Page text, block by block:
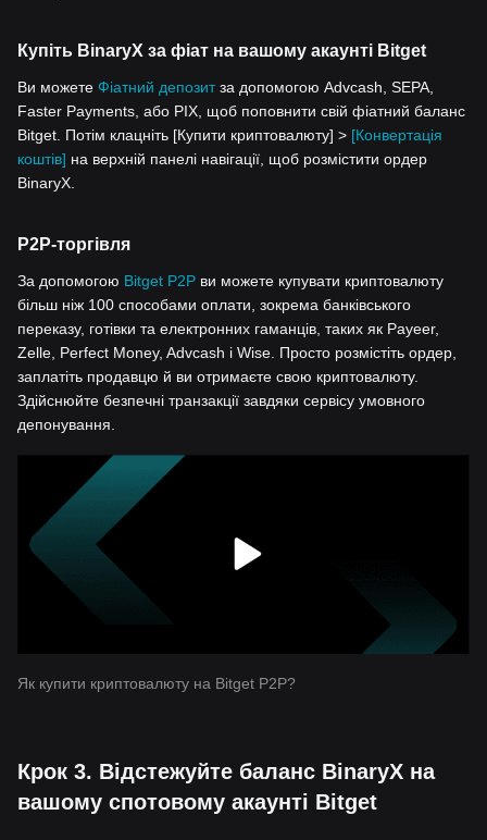
Купіть BinaryX за фіат на вашому акаунті Bitget
Ви можете Фіатний депозитза допомогою Advcash, SEPA,
Faster Payments, або PIX, щоб поповнити свій фіатний баланс
Bitget. Потім клацніть [Купити криптовалюту] > [Конвертація
коштів] на верхній панелі навігації, щоб розмістити ордер
BinaryX.
P2P-торгівля
За допомогою Bitget P2P ви можете купувати криптовалюту
більш ніж 100 способами оплати, зокрема банківського
переказу, готівки та електронних гаманців, таких як Payeer,
Zelle, Perfect Money, Advcash і Wise. Просто розмістіть ордер,
заплатіть продавцю й ви отримаєте свою криптовалюту.
Здійснюйте безпечні транзакції завдяки сервісу умовного
депонування.
Як купити криптовалюту на Bitget P2P?
Крок 3. Відстежуйте баланс BinaryX на
вашому спотовому акаунті Bitget